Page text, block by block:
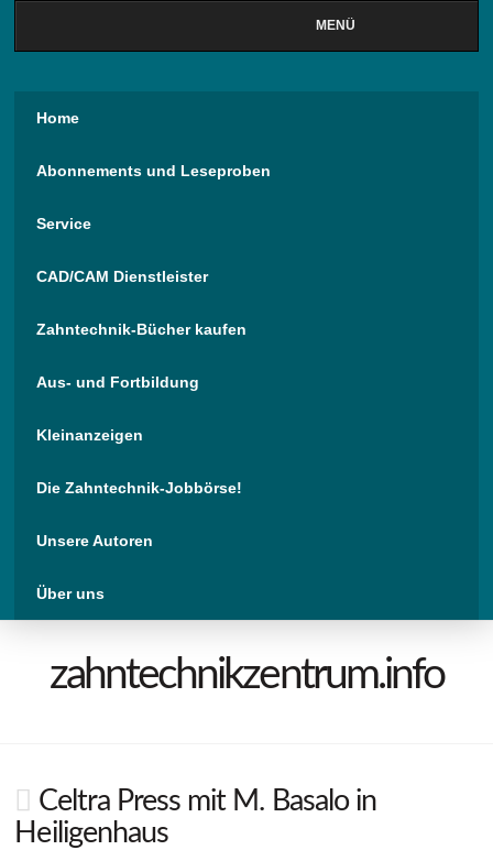
MENÜ
Home
Abonnements und Leseproben
Service
CAD/CAM Dienstleister
Zahntechnik-Bücher kaufen
Aus- und Fortbildung
Kleinanzeigen
Die Zahntechnik-Jobbörse!
Unsere Autoren
Über uns
zahntechnikzentrum.info
Celtra Press mit M. Basalo in
Heiligenhaus